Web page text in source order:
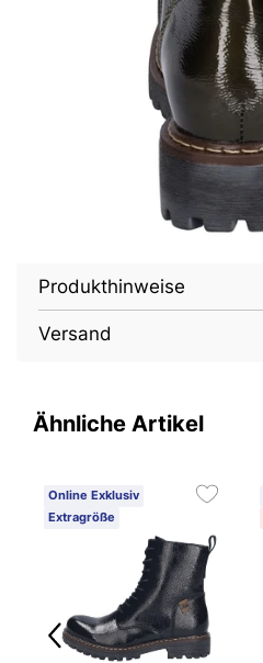
Produkthinweise
Versand
Ähnliche Artikel
Online Exklusiv
Extragröße